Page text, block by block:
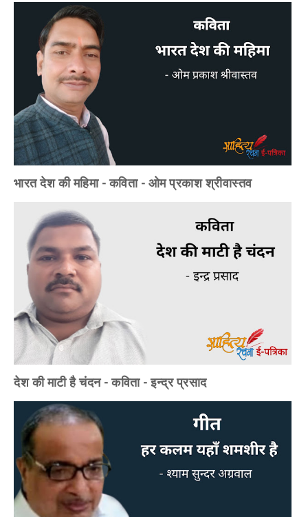
भारत देश की महिमा - कविता - ओम प्रकाश श्रीवास्तव
देश की माटी है चंदन - कविता - इन्द्र प्रसाद